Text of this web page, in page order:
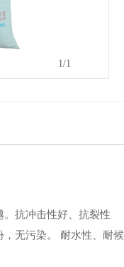
1/1
抗冲击性好、抗裂性
无污染。 耐水性、耐候